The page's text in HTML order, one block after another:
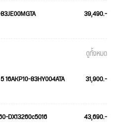
39,490.-
ดูทั้งหมด
16AKP10-83HY004ATA 31,900.-
DX13260c5016 43,690.-